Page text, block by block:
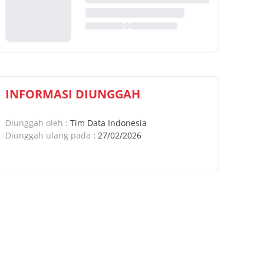
INFORMASI DIUNGGAH
Diunggah oleh : Tim Data Indonesia
Diunggah ulang pada : 27/02/2026